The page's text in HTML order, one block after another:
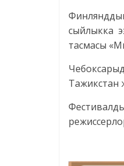
сыйлыкка
тасмасы
Тажикстан